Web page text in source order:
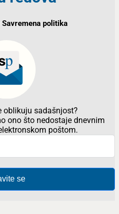
politika
oblikuju sadašnjost?
ono što nedostaje dnevnim
poštom.
se